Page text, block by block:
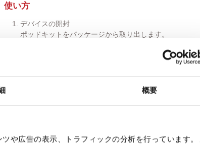
概要
や広告の表示、トラフィックの分析を行っています。
使い方
デバイスの開封
ポッドキットをパッケージから取り出します。
対応するUSB-C充電器に接続してください。充電が完
デバイスには輸送時保護用の空のポッドが装着されて
電源ボタンを素早く3回押して、バッテリーを起動しま
マウスピースから吸引すると、スムーズで安定したベイ
対応ポッド